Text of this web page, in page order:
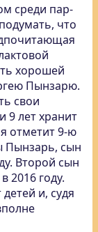
среди пар-
что
хорошей
Пынзарю.
свои
9 лет хранит
отметит 9-ю
Пынзарь, сын
Второй сын
2016 году.
и, судя